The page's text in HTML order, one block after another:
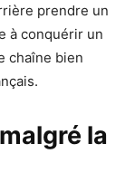
prendre un
à conquérir un
chaîne bien
la